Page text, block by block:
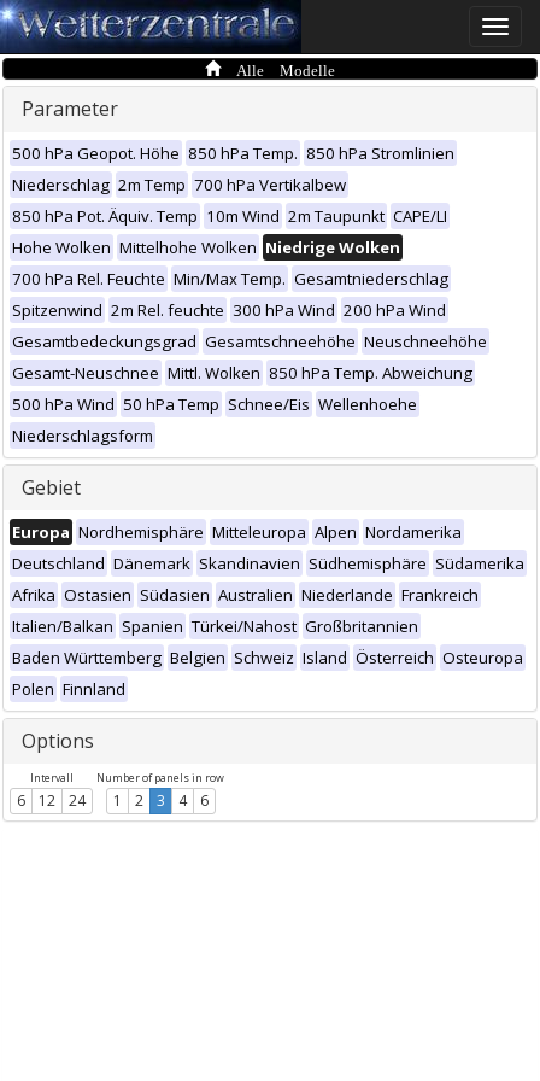
Toggle
Alle Modelle
Parameter
500 hPa Geopot. Höhe 850 hPa Temp. 850 hPa Stromlinien
Niederschlag 2m Temp 700 hPa Vertikalbew
850 hPa Pot. Äquiv. Temp 10m Wind 2m Taupunkt CAPE/LI
Hohe Wolken Mittelhohe Wolken Niedrige Wolken
700 hPa Rel. Feuchte Min/Max Temp. Gesamtniederschlag
Spitzenwind 2m Rel. feuchte 300 hPa Wind 200 hPa Wind
Gesamtbedeckungsgrad Gesamtschneehöhe Neuschneehöhe
Gesamt-Neuschnee Mittl. Wolken 850 hPa Temp. Abweichung
500 hPa Wind 50 hPa Temp Schnee/Eis Wellenhoehe
Niederschlagsform
Gebiet
Europa Nordhemisphäre Mitteleuropa Alpen Nordamerika
Deutschland Dänemark Skandinavien Südhemisphäre Südamerika
Afrika Ostasien Südasien Australien Niederlande Frankreich
Italien/Balkan Spanien Türkei/Nahost Großbritannien
Baden Württemberg Belgien Schweiz Island Österreich Osteuropa
Polen Finnland
Options
Intervall
6 12 24
Number of panels in row
1 2 3 4 6